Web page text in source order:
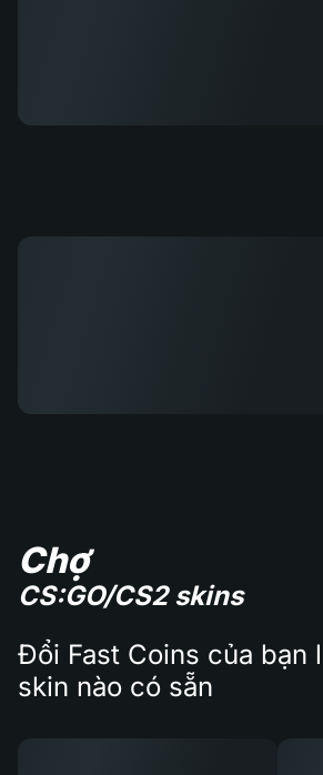
Chợ
CS:GO/CS2 skins
Đổi Fast Coins của bạn
skin nào có sẵn